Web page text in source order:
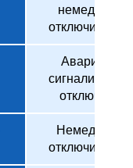
немедленно
отключить
Аварийная
сигнализация
отключение
Немедленно
отключить